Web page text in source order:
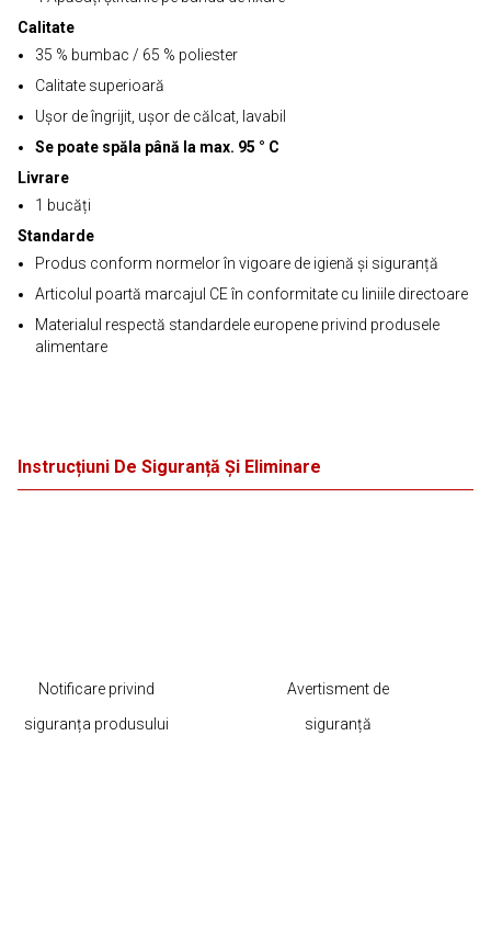
Calitate
35 % bumbac / 65 % poliester
Calitate superioară
Ușor de îngrijit, ușor de călcat, lavabil
Se poate spăla până la max. 95 ° C
Livrare
1 bucăți
Standarde
Produs conform normelor în vigoare de igienă și siguranță
Articolul poartă marcajul CE în conformitate cu liniile directoare
Materialul respectă standardele europene privind produsele
alimentare
Instrucțiuni De Siguranță Și Eliminare
Notificare privind
siguranța produsului
Avertisment de
siguranță